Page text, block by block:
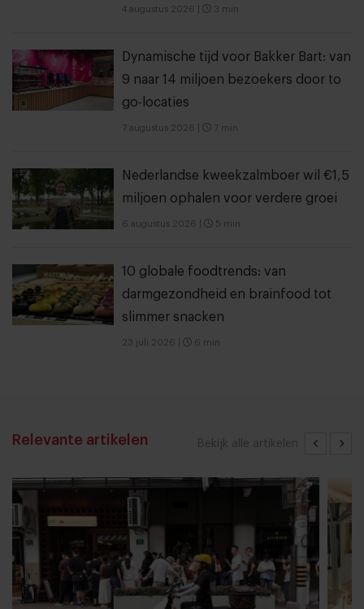
4 augustus 2026 3 min
Dynamische tijd voor Bakker Bart: van
9 naar 14 miljoen bezoekers door to
go-locaties
7 augustus 2026 7 min
Nederlandse kweekzalmboer wil €1,5
miljoen ophalen voor verdere groei
6 augustus 2026 5 min
10 globale foodtrends: van
darmgezondheid en brainfood tot
slimmer snacken
23 juli 2026 6 min
Bekijk alle artikelen
Relevante artikelen